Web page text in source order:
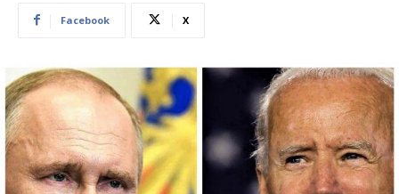
Facebook X